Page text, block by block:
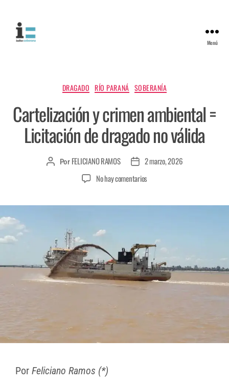
Menú
DRAGADO RÍO PARANÁ SOBERANÍA
Cartelización y crimen ambiental =
Licitación de dragado no válida
Por FELICIANO RAMOS
2 marzo, 2026
No hay comentarios
Por Feliciano Ramos (*)